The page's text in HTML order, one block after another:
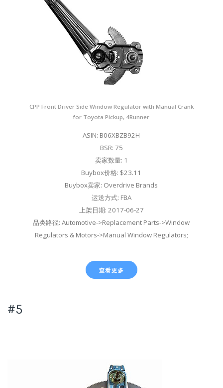
CPP Front Driver Side Window Regulator with Manual Crank
for Toyota Pickup, 4Runner
ASIN: B06XBZB92H
BSR: 75
卖家数量: 1
Buybox价格: $23.11
Buybox卖家: Overdrive Brands
运送方式: FBA
上架日期: 2017-06-27
品类路径: Automotive->Replacement Parts->Window
Regulators & Motors->Manual Window Regulators;
查看更多
#5